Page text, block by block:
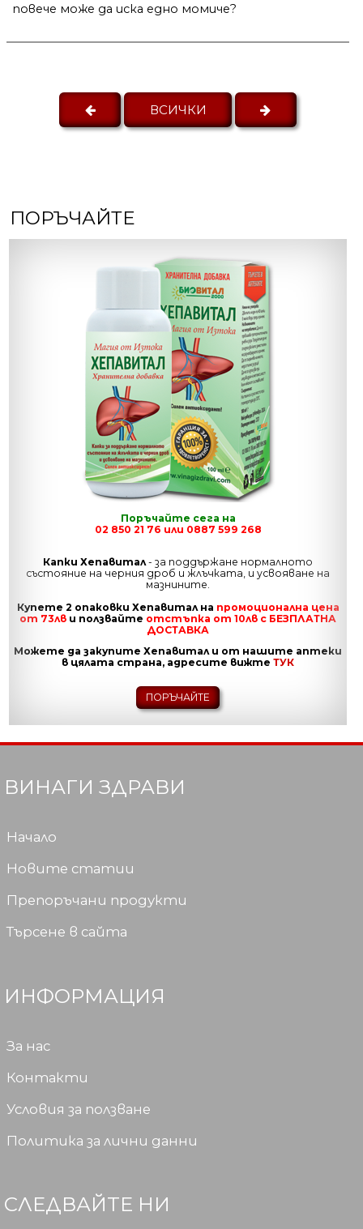
повече може да иска едно момиче?
ВСИЧКИ
ПОРЪЧАЙТЕ
Поръчайте сега на
02 850 21 76 или 0887 599 268
Капки Хепавитал - за поддържане нормалното
състояние на черния дроб и жлъчката, и усвояване на
мазнините.
Купете 2 опаковки Хепавитал на промоционална цена
от 73лв и ползвайте отстъпка от 10лв с БЕЗПЛАТНА
ДОСТАВКА
Можете да закупите Хепавитал и от нашите аптеки
в цялата страна, адресите вижтеТУК
ПОРЪЧАЙТЕ
ВИНАГИ ЗДРАВИ
Начало
Новите статии
Препоръчани продукти
Търсене в сайта
ИНФОРМАЦИЯ
За нас
Контакти
Условия за ползване
Политика за лични данни
СЛЕДВАЙТЕ НИ